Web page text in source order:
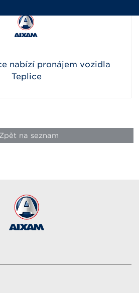
nabízí pronájem vozidla
Teplice
Zpět na seznam